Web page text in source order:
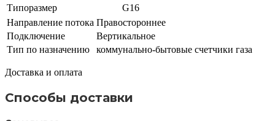
Типоразмер
G16
Направление потока Правостороннее
Подключение
Вертикальное
Тип по назначению
коммунально-бытовые счетчики газа
Доставка и оплата
Способы доставки